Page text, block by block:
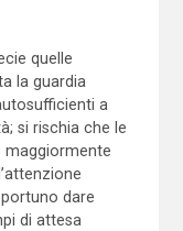
quelle
la guardia
a
si rischia che le
maggiormente
dare
di attesa